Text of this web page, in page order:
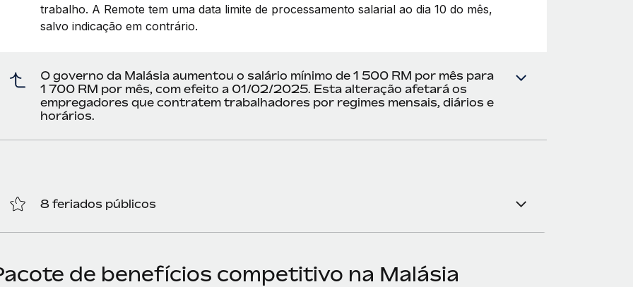
trabalho. A Remote tem uma data limite de processamento salarial ao dia 10 do mês,
salvo indicação em contrário.
O governo da Malásia aumentou o salário mínimo de 1 500 RM por mês para
1 700 RM por mês, com efeito a 01/02/2025. Esta alteração afetará os
empregadores que contratem trabalhadores por regimes mensais, diários e
horários.
8 feriados públicos
de benefícios competitivo na Malásia